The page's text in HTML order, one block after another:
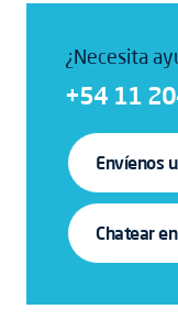
¿Necesita
+54 11
Envíenos
Chatear